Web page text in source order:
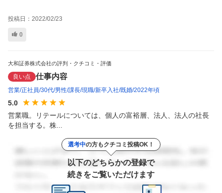
投稿日： 2022/02/23
0
大和証券株式会社の評判・クチコミ・評価
良い点 仕事内容
営業 正社員 30代 男性 課長 現職 新卒入社 既婚 2022年頃
5.0
営業職。リテールについては、個人の富裕層、法人、法人の社長
を担当する。株...
選考中の方もクチコミ投稿OK！
以下のどちらかの登録で
続きをご覧いただけます